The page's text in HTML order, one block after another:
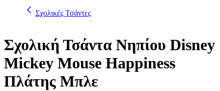
Σχολικές Τσάντες
Σχολική Τσάντα Νηπίου Disney
Mickey Mouse Happiness
Πλάτης Μπλε